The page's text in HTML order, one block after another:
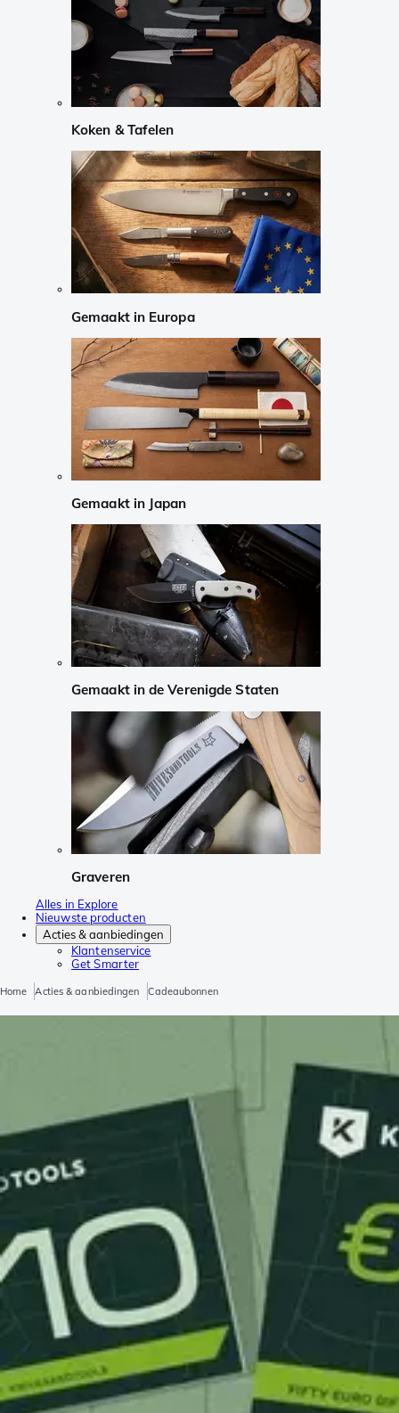
Koken & Tafelen
Gemaakt in Europa
Gemaakt in Japan
Gemaakt in de Verenigde Staten
Graveren
Alles in Explore
Nieuwste producten
Acties & aanbiedingen
Klantenservice
Get Smarter
Home Acties & aanbiedingen Cadeaubonnen